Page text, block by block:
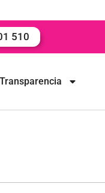
Transparencia
510